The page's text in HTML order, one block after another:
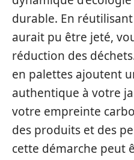
durable. En
aurait pu être jeté,
réduction des
en palettes ajoutent
authentique à votre
votre empreinte
des produits et des
cette démarche peut